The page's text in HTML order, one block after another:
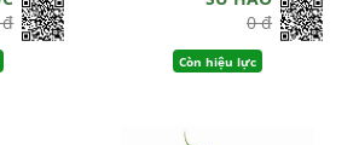
0 đ
Còn hiệu lực